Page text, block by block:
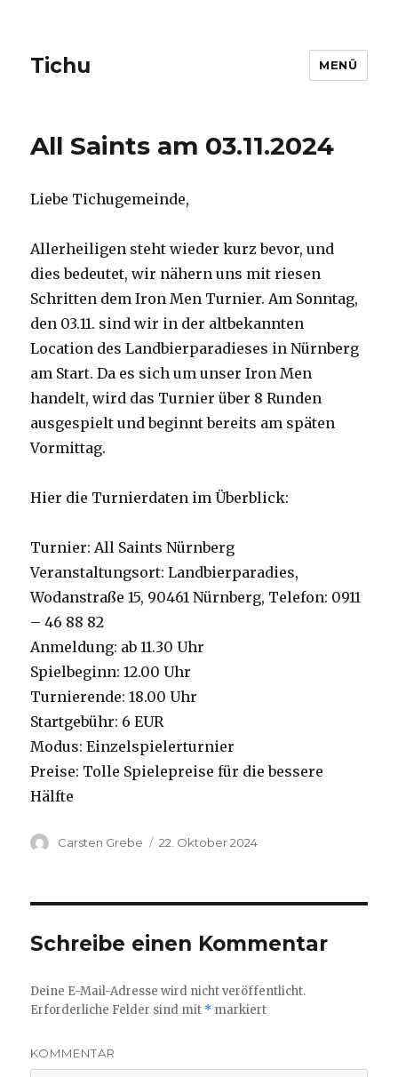
Tichu MENÜ
All Saints am 03.11.2024
Liebe Tichugemeinde,
Allerheiligen steht wieder kurz bevor, und
dies bedeutet, wir nähern uns mit riesen
Schritten dem Iron Men Turnier. Am Sonntag,
den 03.11. sind wir in der altbekannten
Location des Landbierparadieses in Nürnberg
am Start. Da es sich um unser Iron Men
handelt, wird das Turnier über 8 Runden
ausgespielt und beginnt bereits am späten
Vormittag.
Hier die Turnierdaten im Überblick:
Turnier: All Saints Nürnberg
Veranstaltungsort: Landbierparadies,
Wodanstraße 15, 90461 Nürnberg, Telefon: 0911
– 46 88 82
Anmeldung: ab 11.30 Uhr
Spielbeginn: 12.00 Uhr
Turnierende: 18.00 Uhr
Startgebühr: 6 EUR
Modus: Einzelspielerturnier
Preise: Tolle Spielepreise für die bessere
Hälfte
Autor
Carsten Grebe
Veröffentlicht
22. Oktober 2024
Schreibe einen Kommentar
Deine E-Mail-Adresse wird nicht veröffentlicht.
Erforderliche Felder sind mit * markiert
KOMMENTAR